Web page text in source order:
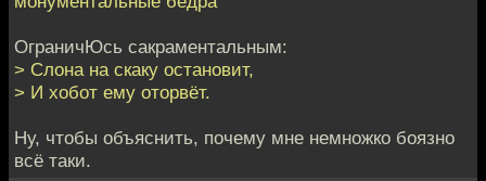
ОграничЮсь сакраментальным:
> Слона на скаку остановит,
> И хобот ему оторвёт.
Ну, чтобы объяснить, почему мне немножко боязно
всё таки.